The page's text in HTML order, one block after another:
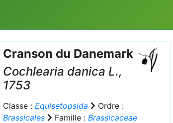
Cranson du Danemark
Cochlearia danica L.,
1753
Classe : Equisetopsida
Ordre :
Brassicales
Famille : Brassicaceae